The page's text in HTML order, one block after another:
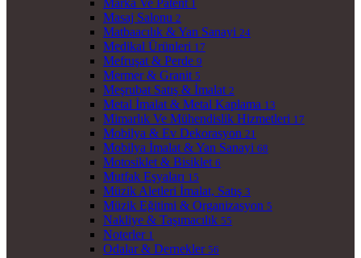
1
Masaj Salonu 2
Matbaacılık & Yan Sanayi 24
Medikal Ürünleri 17
Mefruşat & Perde 9
Mermer & Granit 5
Meşrubat Satış & İmalat 2
Metal İmalat & Metal Kaplama 13
Mimarlık Ve Mühendislik Hizmetleri 17
Mobilya & Ev Dekorasyon 21
Mobilya İmalat & Yan Sanayi 68
Motosiklet & Bisiklet 6
Mutfak Eşyaları 15
Müzik Aletleri İmalat, Satış 3
Müzik Eğitimi & Organizasyon 5
Nakliye & Taşımacılık 55
Noterler 1
Odalar & Dernekler 56